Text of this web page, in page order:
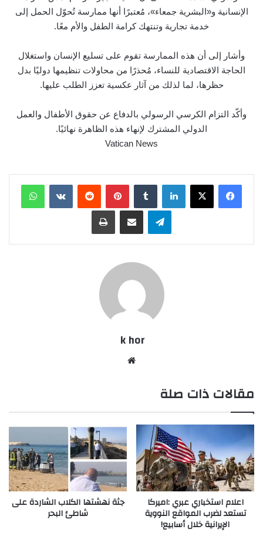
الإنسانية و«البشرية جمعاء»، مُعتبرًا أنها ممارسة تُحوّل الحمل إلى
خدمة تجارية وتنتهك كرامة الطفل والأم معًا.
وأشار إلى أن هذه الممارسة تقوم على تسليع الإنسان واستغلال
الحاجة الاقتصادية للنساء، مُحذرًا من محاولات تنظيمها دوليًا بدل
حظرها، لما لذلك من آثار عكسية تعزز الطلب عليها.
وأكّد التزام الكرسي الرسولي بالدفاع عن حقوق الأطفال والعمل
الدولي المشترك لإنهاء هذه الظاهرة نهائيًا.
Vatican News
لينكدإن بينتيريست
تيلقرام مشاركة عبر البريد طباعة
k hor
مقالات ذات صلة
اعلام استخباري عبري :اميركا
تستعد لضرب المواقع النووية
الإيرانية خلال أسابيع!
جثة نهشتها الكلاب الشاردة على
شاطئ البحر